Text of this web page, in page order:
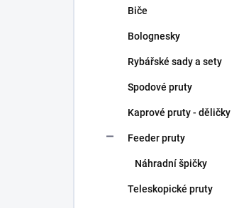
Biče
Bolognesky
Rybářské sady a sety
Spodové pruty
Kaprové pruty - děličky
Feeder pruty
Náhradní špičky
Teleskopické pruty